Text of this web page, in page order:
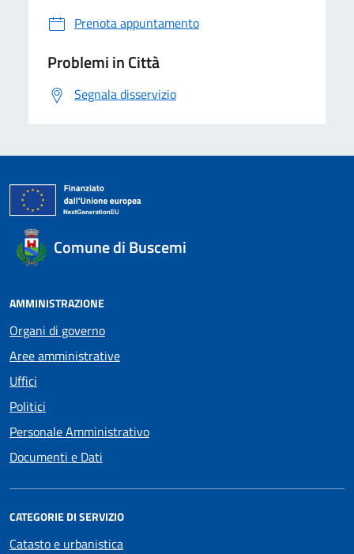
Prenota appuntamento
Problemi in Città
Segnala disservizio
Comune di Buscemi
AMMINISTRAZIONE
Organi di governo
Aree amministrative
Uffici
Politici
Personale Amministrativo
Documenti e Dati
CATEGORIE DI SERVIZIO
Catasto e urbanistica